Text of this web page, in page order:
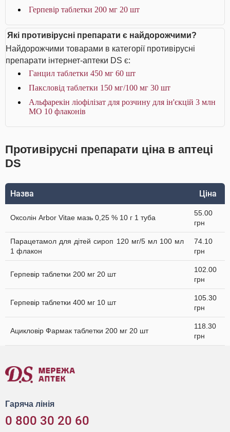
Герпевір таблетки 200 мг 20 шт
Які противірусні препарати є найдорожчими?
Найдорожчими товарами в категорії противірусні
препарати інтернет-аптеки DS є:
Ганцил таблетки 450 мг 60 шт
Паксловід таблетки 150 мг/100 мг 30 шт
Альфарекін ліофілізат для розчину для ін'єкцій 3 млн
МО 10 флаконів
Противірусні препарати ціна в аптеці
DS
Назва Ціна
Оксолін Arbor Vitae мазь 0,25 % 10 г 1 туба
55.00
грн
Парацетамол для дітей сироп 120 мг/5 мл 100 мл
1 флакон
74.10
грн
Герпевір таблетки 200 мг 20 шт
102.00
грн
Герпевір таблетки 400 мг 10 шт
105.30
грн
Ацикловір Фармак таблетки 200 мг 20 шт
118.30
грн
Гаряча лінія
0 800 30 20 60